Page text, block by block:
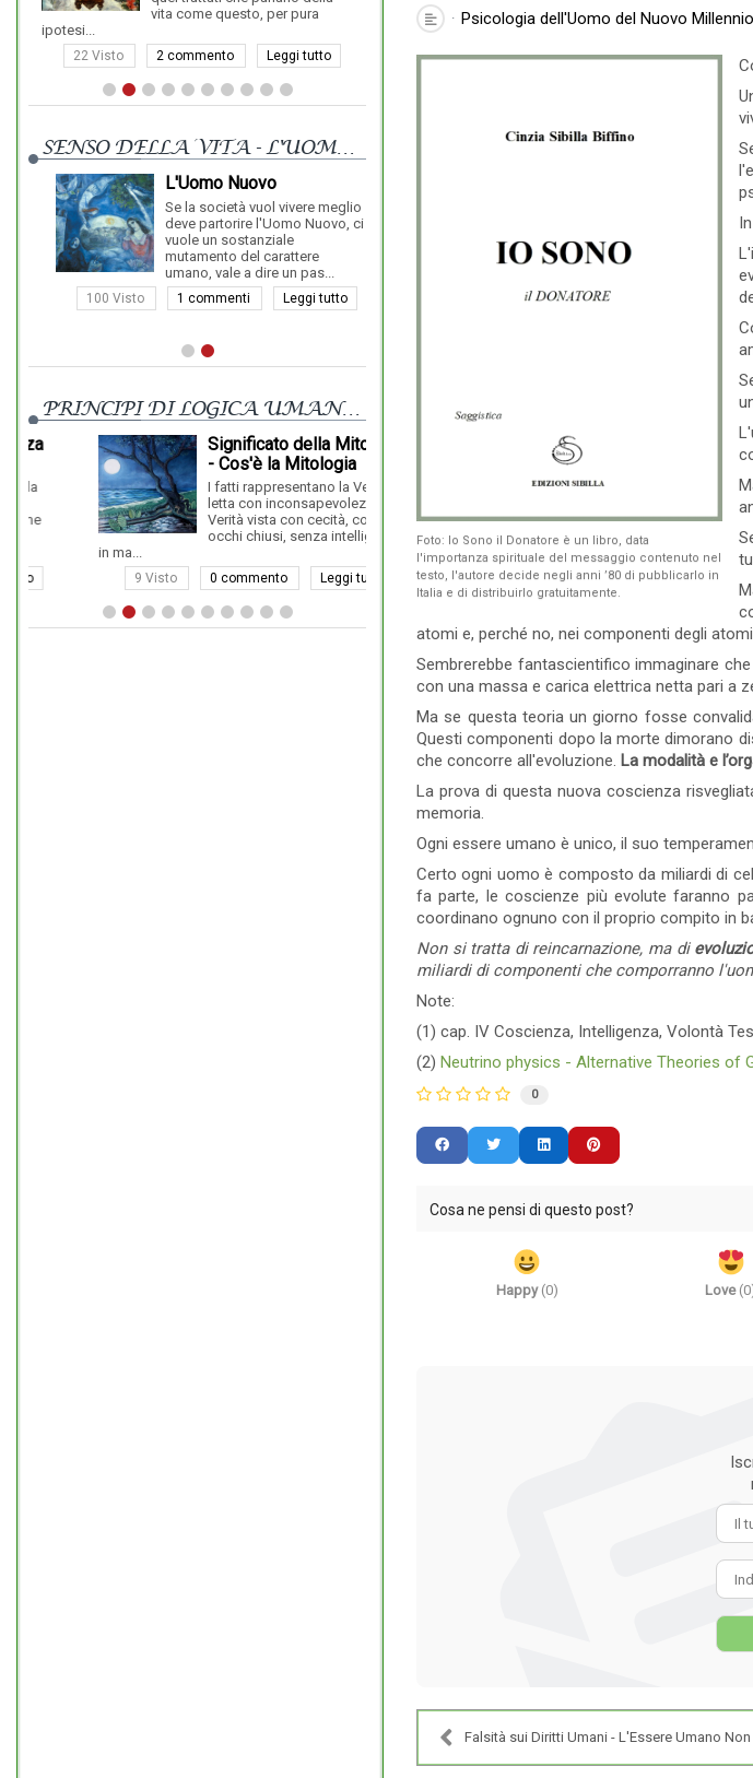
Psicologia dell'Uomo del Nuovo Millennio
Foto: Io Sono il Donatore è un libro, data
l'importanza spirituale del messaggio contenuto nel
testo, l'autore decide negli anni ’80 di pubblicarlo in
Italia e di distribuirlo gratuitamente.
atomi e, perché no, nei componenti degli
Sembrerebbe fantascientifico immaginare
con una massa e carica elettrica netta pari a
Ma se questa teoria un giorno fosse
Questi componenti dopo la morte dimorano
che concorre all'evoluzione. La modalità e
La prova di questa nuova coscienza
memoria.
Ogni essere umano è unico, il suo
Certo ogni uomo è composto da miliardi di
fa parte, le coscienze più evolute faranno
coordinano ognuno con il proprio compito in
Non si tratta di reincarnazione, ma di
miliardi di componenti che comporranno
Note:
(1) cap. IV Coscienza, Intelligenza, Volontà
(2) Neutrino physics - Alternative Theories of
0
Cosa ne pensi di questo post?
Happy(0) Love(0
Falsità sui Diritti Umani - L'Essere Umano Non
vita come questo, per pura
ipotesi...
22 Visto 2 commento Leggi tutto
13 Visto
SENSO DELLA VITA - L'UOMO NUOVO
L'Uomo Nuovo
Se la società vuol vivere meglio
deve partorire l'Uomo Nuovo, ci
vuole un sostanziale
mutamento del carattere
umano, vale a dire un pas...
100 Visto 1 commenti Leggi tutto
PRINCIPI DI LOGICA UMANISTICA
Significato della Mitologia
- Cos'è la Mitologia
I fatti rappresentano la Verità
letta con inconsapevolezza. È
Verità vista con cecità, con
occhi chiusi, senza intelligenza,
0 commento Leggi tutto
La Paura - Cos'è la Paura
La paura è stata il più grande
oppressore dell'umanità perché vi ha impedito di
impedi...
17 Visto 0 commento Leggi tutto